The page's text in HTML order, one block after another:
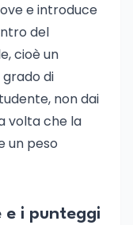
e introduce
del
cioè un
di
non dai
volta che la
un peso
e i punteggi